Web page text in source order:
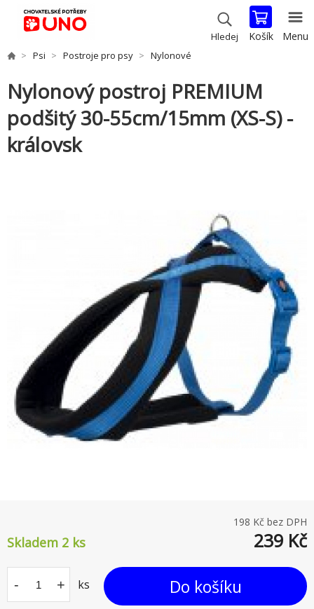
Hledej Košík Menu
Psi Postroje pro psy Nylonové
Nylonový postroj PREMIUM
podšitý 30-55cm/15mm (XS-S) -
královsk
198 Kč bez DPH
Skladem 2 ks 239 Kč
- + ks Do košíku